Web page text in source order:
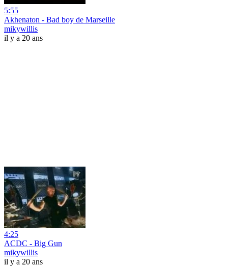
5:55
Akhenaton - Bad boy de Marseille
mikywillis
il y a 20 ans
4:25
ACDC - Big Gun
mikywillis
il y a 20 ans